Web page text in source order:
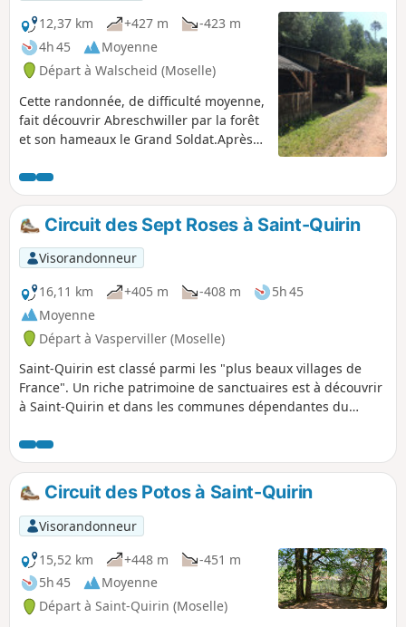
12,37 km
+427 m
-423 m
4h 45
Moyenne
Départ à Walscheid (Moselle)
Cette randonnée, de difficulté moyenne,
fait découvrir Abreschwiller par la forêt
et son hameaux le Grand Soldat.Après
plonge vers le lieu-dit du Grand Soldat,
où l'on pourra observer la maison
d'Alexandre Chatrian (1826-1890),
écrivain né dans ce hameau, pour
monter vers le Rocher du Calice.
Circuit des Sept Roses à Saint-Quirin
Visorandonneur
16,11 km
+405 m -408 m
5h 45
Moyenne
Départ à Vasperviller (Moselle)
Saint-Quirin est classé parmi les "plus beaux villages de
France". Un riche patrimoine de sanctuaires est à découvrir
à Saint-Quirin et dans les communes dépendantes du
vous passerez aussi par le site gallo-romain de la Croix
Guillaume.
Circuit des Potos à Saint-Quirin
Visorandonneur
15,52 km
+448 m
-451 m
5h 45
Moyenne
Départ à Saint-Quirin (Moselle)